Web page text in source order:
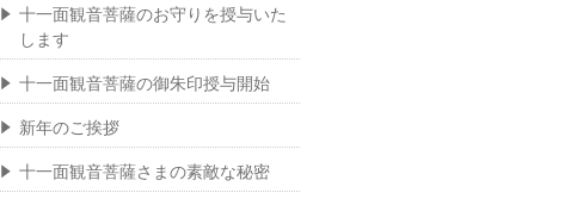
十一面観音菩薩のお守りを授与いた
します
十一面観音菩薩の御朱印授与開始
新年のご挨拶
十一面観音菩薩さまの素敵な秘密